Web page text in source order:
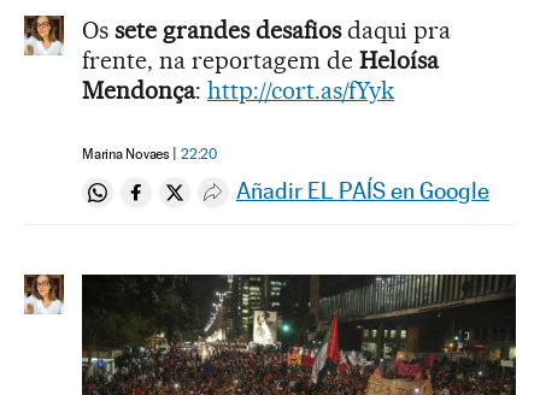
Os sete grandes desafiosdaqui pra
frente, na reportagem de Heloísa
Mendonça: http://cort.as/fYyk
Marina Novaes 22:20
Compartir en Whatsapp
Compartir en Facebook
Compartir en Twitter
Desplegar Redes Sociales
Añadir EL PAÍS en Google